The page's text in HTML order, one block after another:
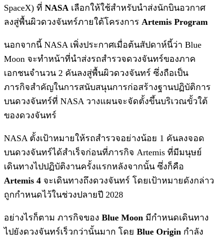
SpaceX) ที่ NASA เลือกให้ใช้สำหรับนำส่งนักบินอวกาศ
ลงสู่พื้นผิวดวงจันทร์ภายใต้โครงการ Artemis Program
นอกจากนี้ NASA เพิ่งประกาศเมื่อต้นสัปดาห์นี้ว่า Blue
Moon จะทำหน้าที่นำส่งรถสำรวจดวงจันทร์ของภาค
เอกชนจำนวน 2 คันลงสู่พื้นผิวดวงจันทร์ ซึ่งถือเป็น
ภารกิจสำคัญในการสนับสนุนการก่อสร้างฐานปฏิบัติการ
บนดวงจันทร์ที่ NASA วางแผนจะจัดตั้งขึ้นบริเวณขั้วใต้
ของดวงจันทร์
NASA ตั้งเป้าหมายให้รถสำรวจอย่างน้อย 1 คันลงจอด
บนดวงจันทร์ได้สำเร็จก่อนที่ภารกิจ Artemis ที่มีมนุษย์
เดินทางไปปฏิบัติงานครั้งแรกหลังจากนั้น ซึ่งก็คือ
Artemis 4 จะเดินทางถึงดวงจันทร์ โดยเป้าหมายดังกล่าว
ถูกกำหนดไว้ในช่วงปลายปี 2028
อย่างไรก็ตาม ภารกิจของ Blue Moon มีกำหนดเดินทาง
ไปยังดวงจันทร์เร็วกว่านั้นมาก โดย Blue Origin กำลัง